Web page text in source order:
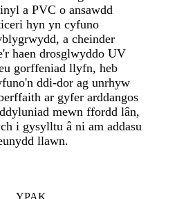
a PVC o ansawdd
hyn yn cyfuno
a cheinder
haen drosglwyddo UV
gorffeniad llyfn, heb
ddi-dor ag unrhyw
ar gyfer arddangos
mewn ffordd lân,
i gysylltu â ni am addasu
llawn.
YPAK